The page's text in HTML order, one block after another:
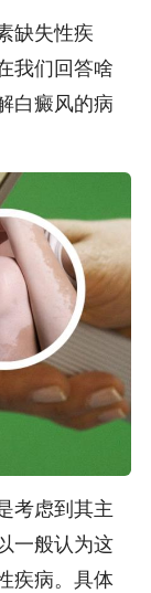
缺失性疾
我们回答啥
白癜风的病
考虑到其主
一般认为这
疾病。具体